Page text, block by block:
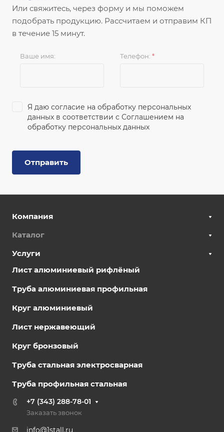
Или свяжитесь, через форму и мы поможем
подобрать продукцию. Рассчитаем и отправим КП
в течение 15 минут.
Ваше имя: Телефон: *
Я даю согласие на обработку персональных
данных в соответствии с Соглашением на
обработку персональных данных
Отправить
Компания
Каталог
Услуги
Лист алюминиевый рифлёный
Труба алюминиевая профильная
Круг алюминиевый
Лист нержавеющий
Круг бронзовый
Труба стальная электросварная
Труба профильная стальная
+7 (343) 288-78-01
Заказать звонок
info@1stall.ru